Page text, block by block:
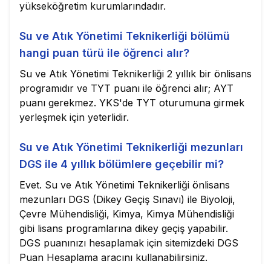
yükseköğretim kurumlarındadır.
Su ve Atık Yönetimi Teknikerliği bölümü
hangi puan türü ile öğrenci alır?
Su ve Atık Yönetimi Teknikerliği 2 yıllık bir önlisans
programıdır ve TYT puanı ile öğrenci alır; AYT
puanı gerekmez. YKS'de TYT oturumuna girmek
yerleşmek için yeterlidir.
Su ve Atık Yönetimi Teknikerliği mezunları
DGS ile 4 yıllık bölümlere geçebilir mi?
Evet. Su ve Atık Yönetimi Teknikerliği önlisans
mezunları DGS (Dikey Geçiş Sınavı) ile Biyoloji,
Çevre Mühendisliği, Kimya, Kimya Mühendisliği
gibi lisans programlarına dikey geçiş yapabilir.
DGS puanınızı hesaplamak için sitemizdeki DGS
Puan Hesaplama aracını kullanabilirsiniz.